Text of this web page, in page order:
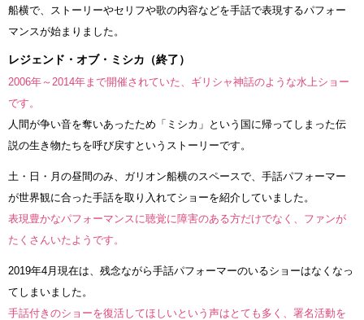
船横で、ストーリーやセリフや歌の内容などを手話で表現するパフォー
マンスが始まりました。
レジェンド・オブ・ミシカ（終了）
2006年～2014年まで開催されていた、ギリシャ神話のような水上ショー
です。
人間が争い音を奪いあったため「ミシカ」という国に帰ってしまった伝
説の生き物たちを呼び戻すというストーリーです。
土・日・月の昼間のみ、ガリオン船横のスペースで、手話パフォーマー
が世界観に合った手話を取り入れてショーを紹介していました。
表現豊かなパフォーマンスに聴覚に障害のある方だけでなく、ファンが
たくさんいたようです。
2019年4月現在は、残念ながら手話パフォーマーのいるショーはなくなっ
てしまいました。
手話付きのショーを復活してほしいという声はとても多く、署名活動を